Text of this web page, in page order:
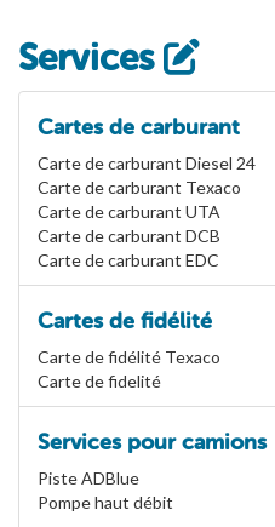
Services
Cartes de carburant
Carte de carburant Diesel 24
Carte de carburant Texaco
Carte de carburant UTA
Carte de carburant DCB
Carte de carburant EDC
Cartes de fidélité
Carte de fidélité Texaco
Carte de fidelité
Services pour camions
Piste ADBlue
Pompe haut débit